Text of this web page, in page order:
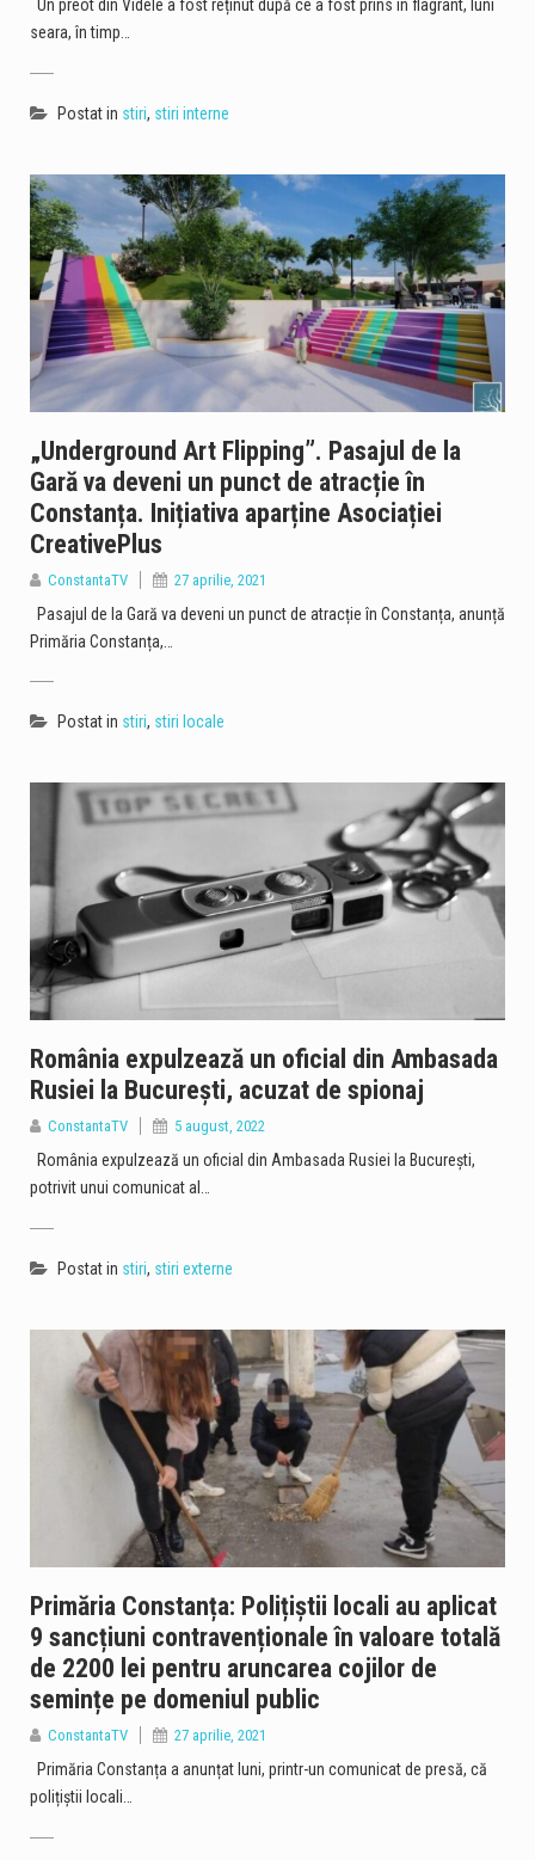
Un preot din Videle a fost reținut după ce a fost prins în flagrant, luni
seara, în timp…
Postat in stiri, stiri interne
„Underground Art Flipping”. Pasajul de la
Gară va deveni un punct de atracție în
Constanța. Inițiativa aparține Asociației
CreativePlus
ConstantaTV 27 aprilie, 2021
Pasajul de la Gară va deveni un punct de atracție în Constanța, anunță
Primăria Constanța,…
Postat in stiri, stiri locale
România expulzează un oficial din Ambasada
Rusiei la București, acuzat de spionaj
ConstantaTV 5 august, 2022
România expulzează un oficial din Ambasada Rusiei la București,
potrivit unui comunicat al…
Postat in stiri, stiri externe
Primăria Constanța: Polițiștii locali au aplicat
9 sancțiuni contravenționale în valoare totală
de 2200 lei pentru aruncarea cojilor de
semințe pe domeniul public
ConstantaTV 27 aprilie, 2021
Primăria Constanța a anunțat luni, printr-un comunicat de presă, că
polițiștii locali…